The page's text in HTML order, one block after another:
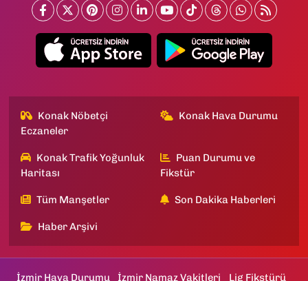
Konak Nöbetçi
Eczaneler
Konak Hava Durumu
Konak Trafik Yoğunluk
Haritası
Puan Durumu ve
Fikstür
Tüm Manşetler Son Dakika Haberleri
Haber Arşivi
İzmir Hava Durumu İzmir Namaz Vakitleri Lig Fikstürü